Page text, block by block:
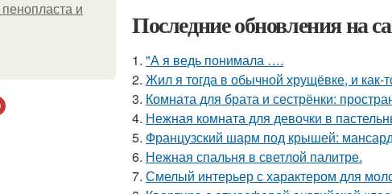
и
Последние обновления на
1. "А я ведь понимала ….
2. Жил я тогда в обычной хрущёвке, и как-
3. Комната для брата и сестрёнки:
4. Нежная комната для девочки в
5. Французский шарм под крышей:
6. Нежная спальня в светлой палитре.
7. Смелый интерьер с характером для